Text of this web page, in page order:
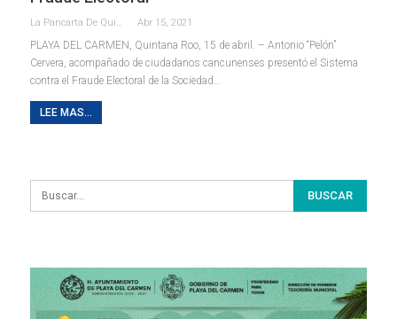
La Pancarta De Quintana Roo Abr 15, 2021
PLAYA DEL CARMEN, Quintana Roo, 15 de abril. – Antonio “Pelón”
Cervera, acompañado de ciudadanos cancunenses presentó el Sistema
contra el Fraude Electoral de la Sociedad…
LEE MAS...